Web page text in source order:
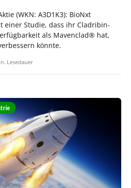
(WKN: A3D1K3): BioNxt
einer Studie, dass ihr Cladribin-
als Mavenclad® hat,
könnte.
Lesedauer